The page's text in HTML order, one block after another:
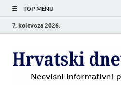
TOP MENU
7. kolovoza 2026.